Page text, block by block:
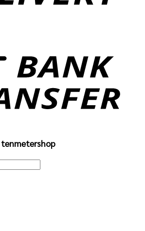
tenmetershop